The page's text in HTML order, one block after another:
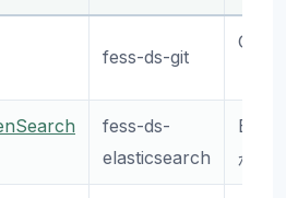
fess-ds-git
Gitリ
fess-ds-
elasticsearch
から